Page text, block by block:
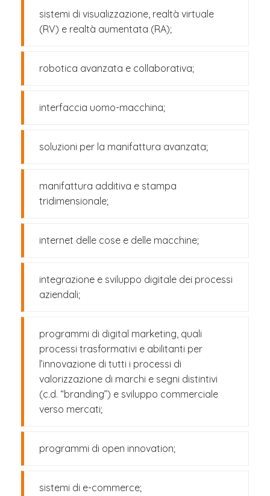
sistemi di visualizzazione, realtà virtuale
(RV) e realtà aumentata (RA);
robotica avanzata e collaborativa;
interfaccia uomo-macchina;
soluzioni per la manifattura avanzata;
manifattura additiva e stampa
tridimensionale;
internet delle cose e delle macchine;
integrazione e sviluppo digitale dei processi
aziendali;
programmi di digital marketing, quali
processi trasformativi e abilitanti per
l’innovazione di tutti i processi di
valorizzazione di marchi e segni distintivi
(c.d. “branding”) e sviluppo commerciale
verso mercati;
programmi di open innovation;
sistemi di e-commerce;